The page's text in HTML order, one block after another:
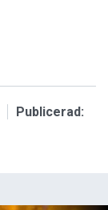
Publicerad: